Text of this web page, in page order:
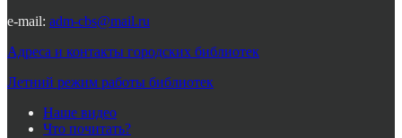
e-mail: adm-cbs@mail.ru
Адреса и контакты городских библиотек
Летний режим работы библиотек
Наше видео
Что почитать?